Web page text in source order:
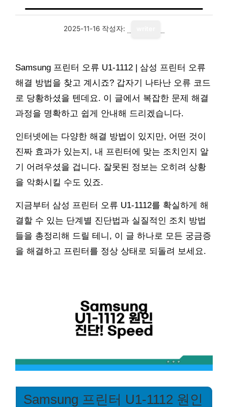
2025-11-16 작성자:
Samsung 프린터 오류 U1-1112 | 삼성 프린터 오류
해결 방법을 찾고 계시죠? 갑자기 나타난 오류 코드
로 당황하셨을 텐데요. 이 글에서 복잡한 문제 해결
과정을 명확하고 쉽게 안내해 드리겠습니다.
인터넷에는 다양한 해결 방법이 있지만, 어떤 것이
진짜 효과가 있는지, 내 프린터에 맞는 조치인지 알
기 어려우셨을 겁니다. 잘못된 정보는 오히려 상황
을 악화시킬 수도 있죠.
지금부터 삼성 프린터 오류 U1-1112를 확실하게 해
결할 수 있는 단계별 진단법과 실질적인 조치 방법
들을 총정리해 드릴 테니, 이 글 하나로 모든 궁금증
을 해결하고 프린터를 정상 상태로 되돌려 보세요.
Samsung 프린터 U1-1112 원인